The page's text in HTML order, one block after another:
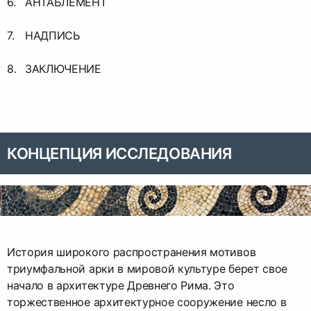
НАДПИСЬ
ЗАКЛЮЧЕНИЕ
КОНЦЕПЦИЯ ИССЛЕДОВАНИЯ
История широкого распространения мотивов
триумфальной арки в мировой культуре берет свое
начало в архитектуре Древнего Рима. Это
торжественное архитектурное сооружение несло в